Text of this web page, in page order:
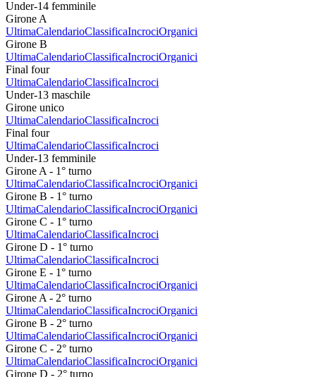
Under-14 femminile
Girone A
UltimaCalendarioClassificaIncrociOrganici
Girone B
UltimaCalendarioClassificaIncrociOrganici
Final four
UltimaCalendarioClassificaIncroci
Under-13 maschile
Girone unico
UltimaCalendarioClassificaIncroci
Final four
UltimaCalendarioClassificaIncroci
Under-13 femminile
Girone A - 1° turno
UltimaCalendarioClassificaIncrociOrganici
Girone B - 1° turno
UltimaCalendarioClassificaIncrociOrganici
Girone C - 1° turno
UltimaCalendarioClassificaIncroci
Girone D - 1° turno
UltimaCalendarioClassificaIncroci
Girone E - 1° turno
UltimaCalendarioClassificaIncrociOrganici
Girone A - 2° turno
UltimaCalendarioClassificaIncrociOrganici
Girone B - 2° turno
UltimaCalendarioClassificaIncrociOrganici
Girone C - 2° turno
UltimaCalendarioClassificaIncrociOrganici
Girone D - 2° turno